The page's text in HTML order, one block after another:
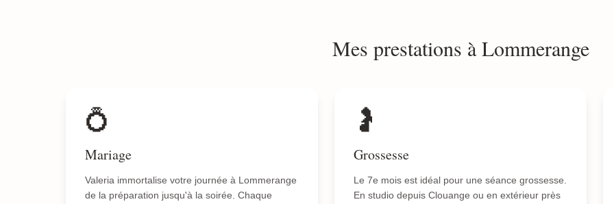
Mes prestations à Lommerange
💍
Mariage
Valeria immortalise votre journée à Lommerange
de la préparation jusqu'à la soirée. Chaque
🤰
Grossesse
Le 7e mois est idéal pour une séance grossesse.
En studio depuis Clouange ou en extérieur près